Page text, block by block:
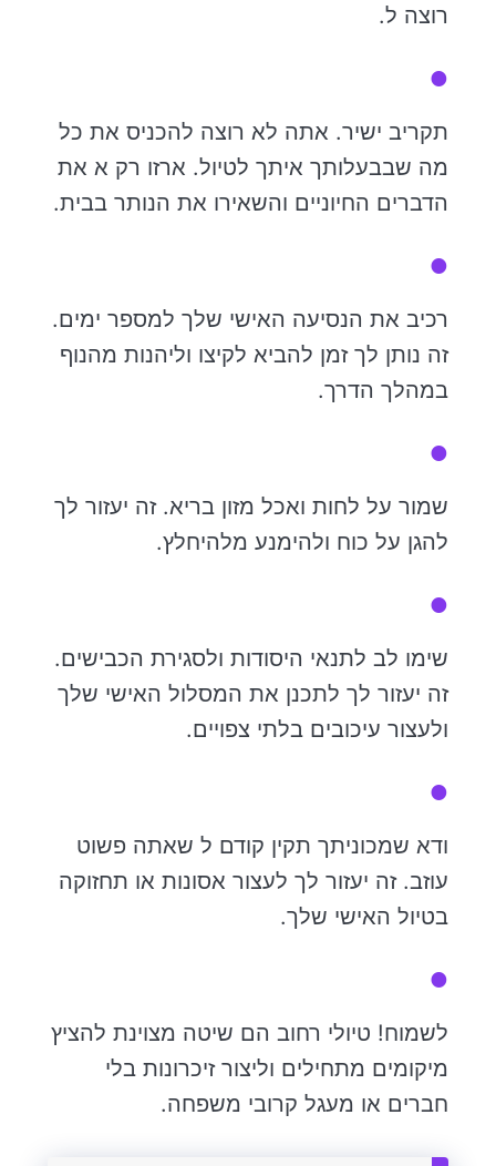
רוצה ל.
תקריב ישיר. אתה לא רוצה להכניס את כל
מה שבבעלותך איתך לטיול. ארזו רק א את
הדברים החיוניים והשאירו את הנותר בבית.
רכיב את הנסיעה האישי שלך למספר ימים.
זה נותן לך זמן להביא לקיצו וליהנות מהנוף
במהלך הדרך.
שמור על לחות ואכל מזון בריא. זה יעזור לך
להגן על כוח ולהימנע מלהיחלץ.
שימו לב לתנאי היסודות ולסגירת הכבישים.
זה יעזור לך לתכנן את המסלול האישי שלך
ולעצור עיכובים בלתי צפויים.
ודא שמכוניתך תקין קודם ל שאתה פשוט
עוזב. זה יעזור לך לעצור אסונות או תחזוקה
בטיול האישי שלך.
לשמוח! טיולי רחוב הם שיטה מצוינת להציץ
מיקומים מתחילים וליצור זיכרונות בלי
חברים או מעגל קרובי משפחה.